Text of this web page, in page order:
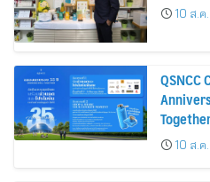
10 ส.
Lifestyle
10 ส.